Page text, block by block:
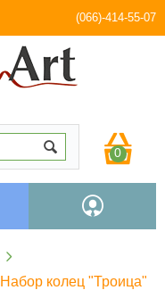
(066)-414-55-07
0
Набор колец "Троица"